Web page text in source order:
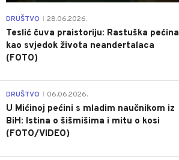
DRUŠTVO 28.06.2026.
Teslić čuva praistoriju: Rastuška pećina
kao svjedok života neandertalaca
(FOTO)
DRUŠTVO 06.06.2026.
U Mićinoj pećini s mladim naučnikom iz
BiH: Istina o šišmišima i mitu o kosi
(FOTO/VIDEO)